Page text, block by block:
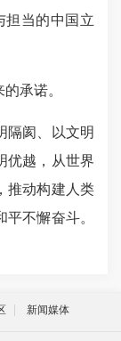
担当的中国立
承诺。
阂、以文明
优越，从世界
推动构建人类
不懈奋斗。
新闻媒体